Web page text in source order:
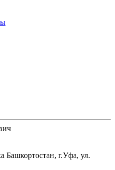
Башкортостан, г.Уфа, ул.